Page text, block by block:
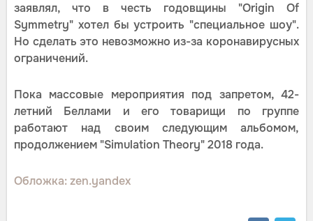
заявлял, что в честь годовщины "Origin Of
Symmetry" хотел бы устроить "специальное шоу".
Но сделать это невозможно из-за коронавирусных
ограничений.
Пока массовые мероприятия под запретом, 42-
летний Беллами и его товарищи по группе
работают над своим следующим альбомом,
продолжением "Simulation Theory" 2018 года.
Обложка: zen.yandex